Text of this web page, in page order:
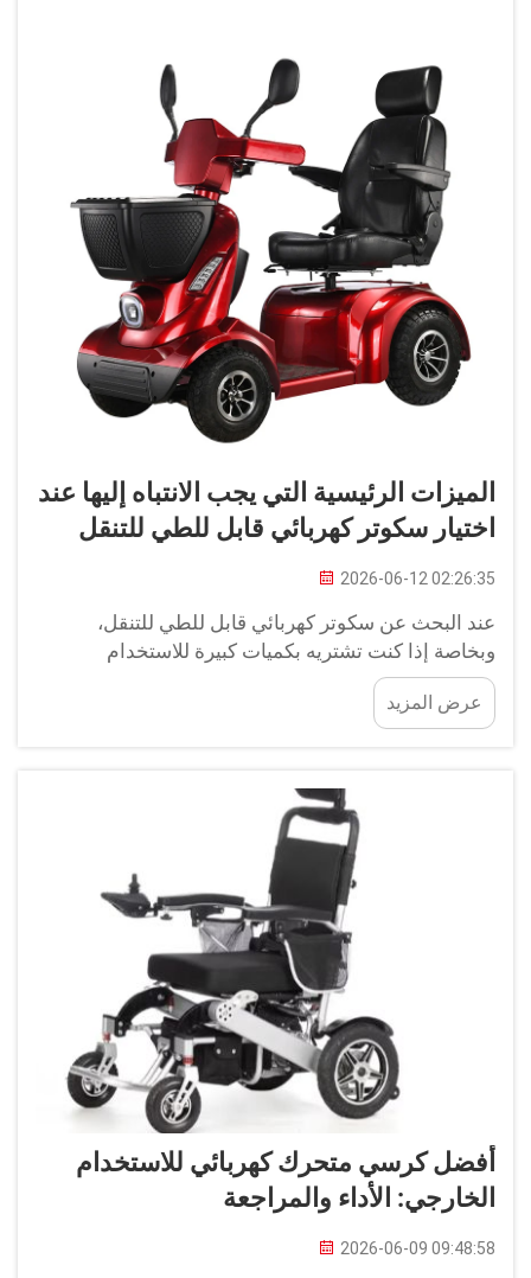
الميزات الرئيسية التي يجب الانتباه إليها عند
اختيار سكوتر كهربائي قابل للطي للتنقل
2026-06-12 02:26:35
عند البحث عن سكوتر كهربائي قابل للطي للتنقل،
وبخاصة إذا كنت تشتريه بكميات كبيرة للاستخدام
التجاري، فهناك بعض النقاط الأساسية التي يجب الانتباه
إليها. فكر في مدى سهولة طي السكوتر وفرده — فلا
ترغب في نموذج يستغرق وقتًا طويلاً لطيه أو فرده، أو
عرض المزيد
أفضل كرسي متحرك كهربائي للاستخدام
الخارجي: الأداء والمراجعة
2026-06-09 09:48:58